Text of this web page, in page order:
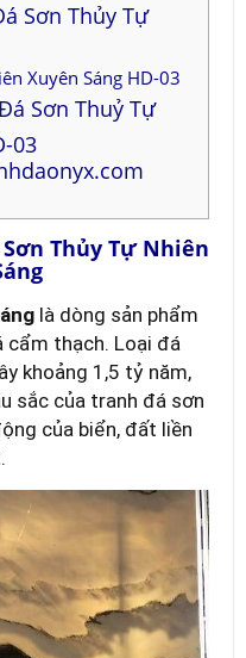
Sơn Thủy Tự
Xuyên Sáng HD-03
Sơn Thuỷ Tự
03
Thủy Tự Nhiên
là dòng sản phẩm
thạch. Loại đá
khoảng 1,5 tỷ năm,
sắc của tranh đá sơn
của biển, đất liền